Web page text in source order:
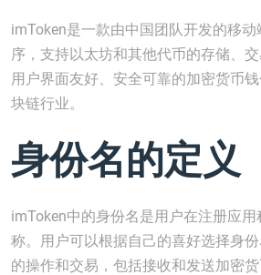
imToken是一款由中国团队开发的移
序，支持以太坊和其他代币的存储、
用户界面友好、安全可靠的加密货币
块链行业。
身份名的定义
imToken中的身份名是用户在注册应
称。用户可以根据自己的喜好选择身
的操作和交易，包括接收和发送加密货